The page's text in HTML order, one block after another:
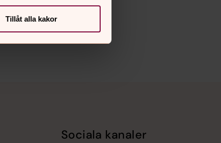
Tillåt alla kakor
Sociala kanaler